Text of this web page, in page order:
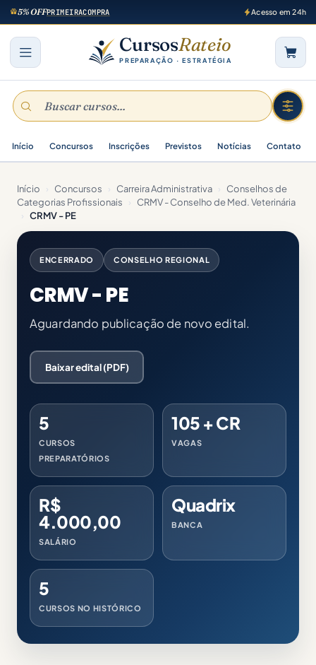
5% OFFPRIMEIRACOMPRA Acesso em 24h
CursosRateio
PREPARAÇÃO · ESTRATÉGIA
Início Concursos Inscrições Previstos Notícias Contato
Início › Concursos › Carreira Administrativa ›
Conselhos de
Categorias Profissionais
›
CRMV - Conselho de Med. Veterinária
› CRMV - PE
ENCERRADO CONSELHO REGIONAL
CRMV - PE
Aguardando publicação de novo edital.
Baixar edital (PDF)
5
CURSOS
PREPARATÓRIOS
105 + CR
VAGAS
R$
4.000,00
SALÁRIO
Quadrix
BANCA
5
CURSOS NO HISTÓRICO